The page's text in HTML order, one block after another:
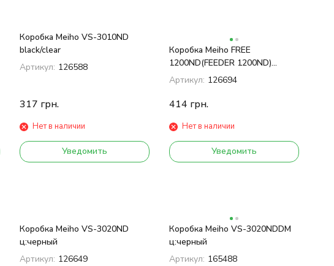
Коробка Meiho VS-3010ND
black/clear
Артикул: 126588
317 грн.
Нет в наличии
Уведомить
Коробка Meiho FREE
1200ND(FEEDER 1200ND)
ц:прозрачный
Артикул: 126694
414 грн.
Нет в наличии
Уведомить
Коробка Meiho VS-3020ND
ц:черный
Артикул: 126649
Коробка Meiho VS-3020NDDM
ц:черный
Артикул: 165488